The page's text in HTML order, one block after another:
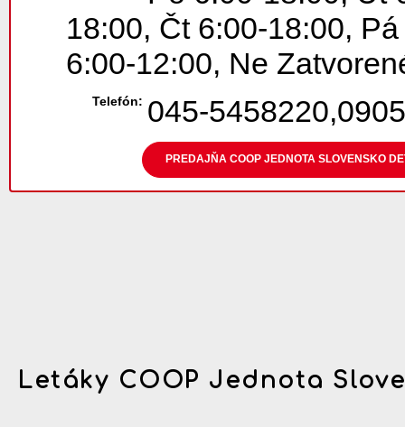
18:00, Čt 6:00-18:00,
6:00-12:00, Ne
Telefón: 045-
PREDAJŇA COOP JEDNOTA SLOVENSKO
Letáky COOP Jednota